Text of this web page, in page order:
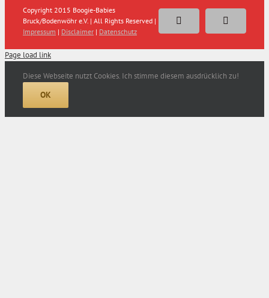
Copyright 2015 Boogie-Babies
Bruck/Bodenwöhr e.V. | All Rights Reserved |
Impressum | Disclaimer | Datenschutz
Facebook
E-
Mail
Page load link
Diese Webseite nutzt Cookies. Ich stimme diesem ausdrücklich zu!
OK